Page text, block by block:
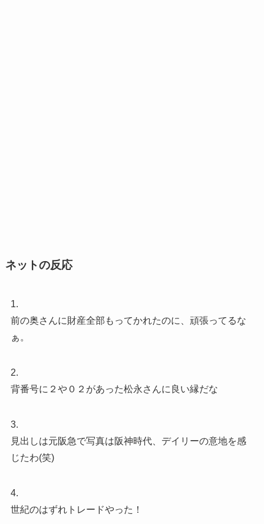
ネットの反応
1.
前の奥さんに財産全部もってかれたのに、頑張ってるな
ぁ。
2.
背番号に２や０２があった松永さんに良い縁だな
3.
見出しは元阪急で写真は阪神時代、デイリーの意地を感
じたわ(笑)
4.
世紀のはずれトレードやった！